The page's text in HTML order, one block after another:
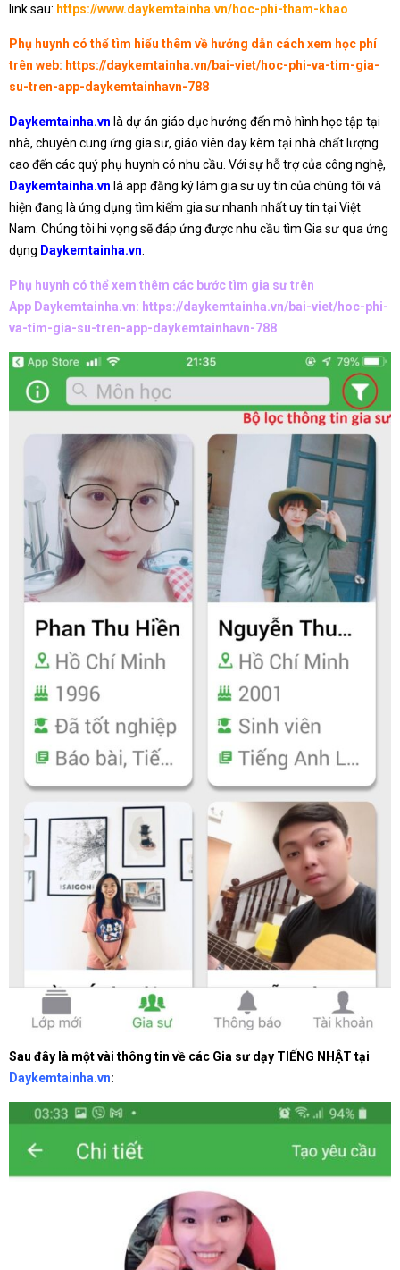
link sau: https://www.daykemtainha.vn/hoc-phi-tham-khao
Phụ huynh có thể tìm hiểu thêm về hướng dẫn cách xem học phí
trên web: https://daykemtainha.vn/bai-viet/hoc-phi-va-tim-gia-
su-tren-app-daykemtainhavn-788
Daykemtainha.vn là dự án giáo dục hướng đến mô hình học tập tại
nhà, chuyên cung ứng gia sư, giáo viên dạy kèm tại nhà chất lượng
cao đến các quý phụ huynh có nhu cầu. Với sự hỗ trợ của công nghệ,
Daykemtainha.vn là app đăng ký làm gia sư uy tín của chúng tôi và
hiện đang là ứng dụng tìm kiếm gia sư nhanh nhất uy tín tại Việt
Nam. Chúng tôi hi vọng sẽ đáp ứng được nhu cầu tìm Gia sư qua ứng
dụng Daykemtainha.vn
Phụ huynh có thể xem thêm các bước tìm gia sư trên
App Daykemtainha.vn: https://daykemtainha.vn/bai-viet/hoc-phi-
va-tim-gia-su-tren-app-daykemtainhavn-788
Sau đây là một vài thông tin về các Gia sư dạy TIẾNG NHẬT tại
Daykemtainha.vn: